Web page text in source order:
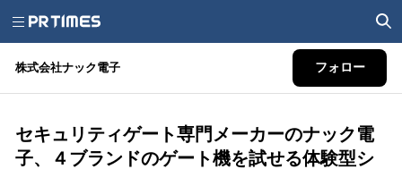
株式会社ナック電子 フォロー
セキュリティゲート専門メーカーのナック電
子、４ブランドのゲート機を試せる体験型シ